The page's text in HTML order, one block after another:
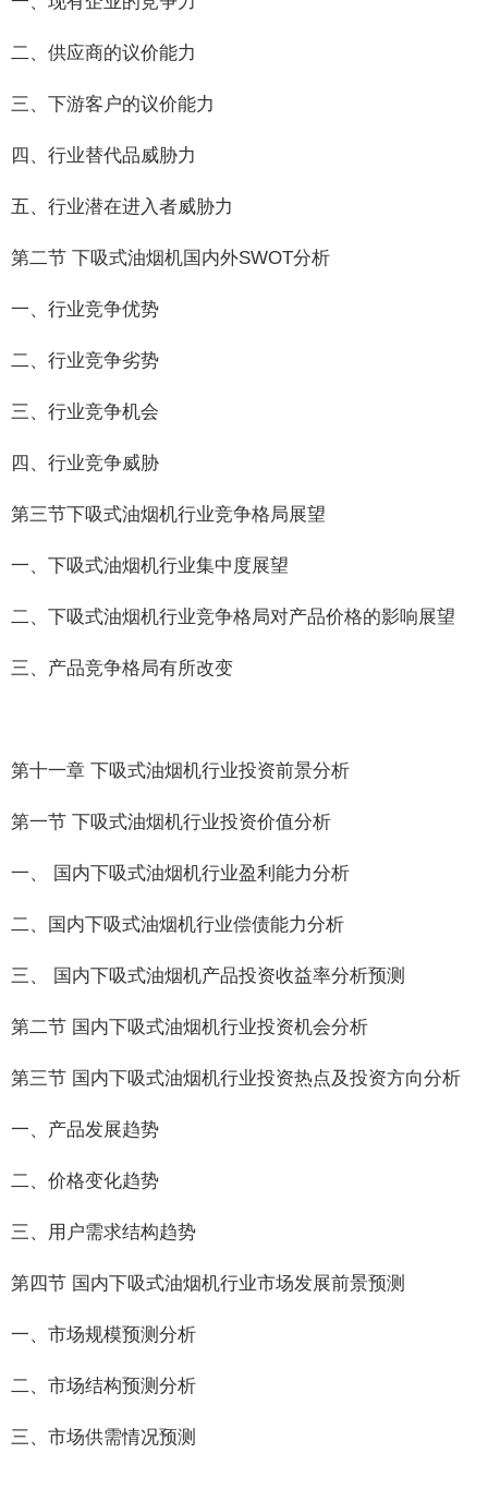
二、供应商的议价能力
三、下游客户的议价能力
四、行业替代品威胁力
五、行业潜在进入者威胁力
第二节 下吸式油烟机国内外SWOT分析
一、行业竞争优势
二、行业竞争劣势
三、行业竞争机会
四、行业竞争威胁
第三节下吸式油烟机行业竞争格局展望
一、下吸式油烟机行业集中度展望
二、下吸式油烟机行业竞争格局对产品价格的影响展望
三、产品竞争格局有所改变
第十一章 下吸式油烟机行业投资前景分析
第一节 下吸式油烟机行业投资价值分析
一、 国内下吸式油烟机行业盈利能力分析
二、国内下吸式油烟机行业偿债能力分析
三、 国内下吸式油烟机产品投资收益率分析预测
第二节 国内下吸式油烟机行业投资机会分析
第三节 国内下吸式油烟机行业投资热点及投资方向分析
一、产品发展趋势
二、价格变化趋势
三、用户需求结构趋势
第四节 国内下吸式油烟机行业市场发展前景预测
一、市场规模预测分析
二、市场结构预测分析
三、市场供需情况预测